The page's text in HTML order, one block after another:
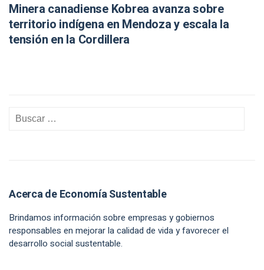
Minera canadiense Kobrea avanza sobre
territorio indígena en Mendoza y escala la
tensión en la Cordillera
Acerca de Economía Sustentable
Brindamos información sobre empresas y gobiernos
responsables en mejorar la calidad de vida y favorecer el
desarrollo social sustentable.